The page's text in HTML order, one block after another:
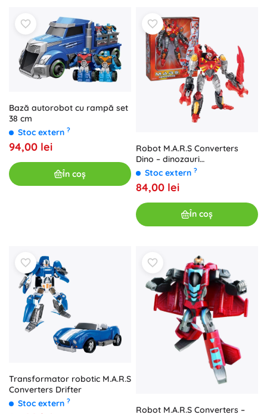
Bază autorobot cu rampă set
38 cm
Stoc extern ?
94,00 lei
În coș
Robot M.A.R.S Converters
Dino – dinozauri
transformabili T‑Rex și
Stegosaurus
Stoc extern ?
84,00 lei
În coș
Transformator robotic M.A.R.S
Converters Drifter
Stoc extern ?
Robot M.A.R.S Converters –